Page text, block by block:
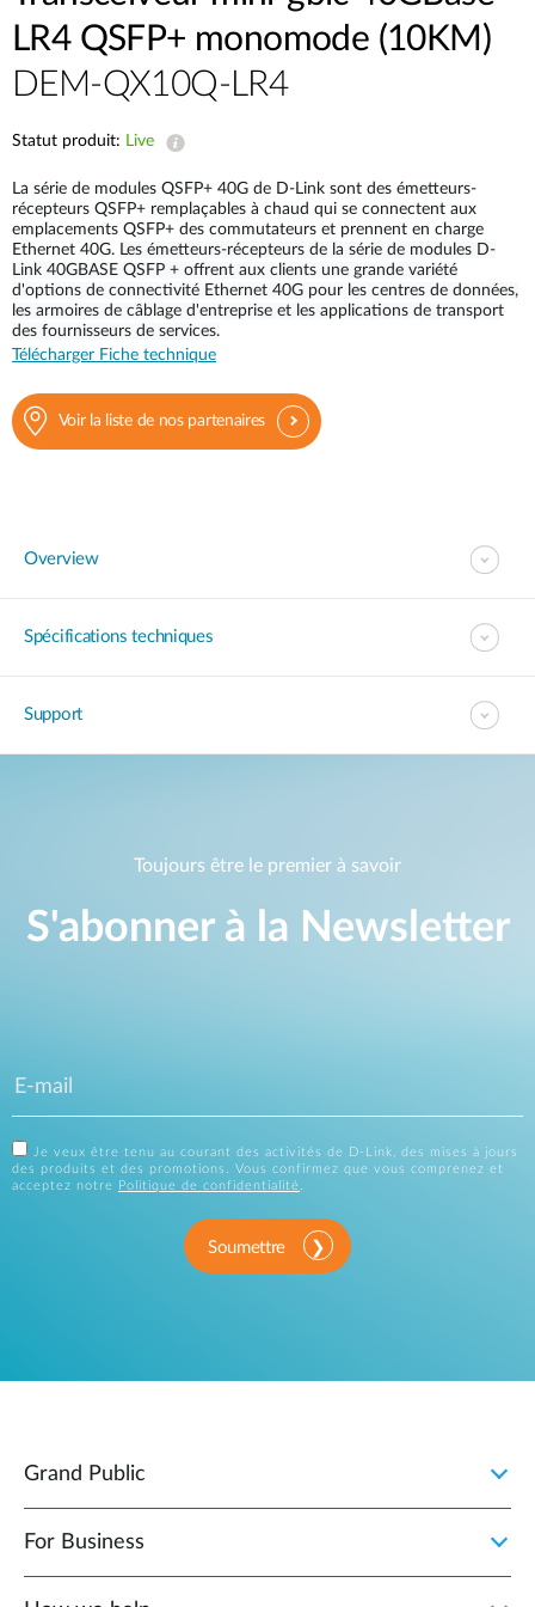
LR4 QSFP+ monomode (10KM)
DEM-QX10Q-LR4
Statut produit: Live
La série de modules QSFP+ 40G de D-Link sont des émetteurs-
récepteurs QSFP+ remplaçables à chaud qui se connectent aux
emplacements QSFP+ des commutateurs et prennent en charge
Ethernet 40G. Les émetteurs-récepteurs de la série de modules D-
Link 40GBASE QSFP + offrent aux clients une grande variété
d'options de connectivité Ethernet 40G pour les centres de données,
les armoires de câblage d'entreprise et les applications de transport
des fournisseurs de services.
Télécharger Fiche technique
Voir la liste de nos partenaires
Overview
Spécifications techniques
Support
Toujours être le premier à savoir
S'abonner à la Newsletter
Je veux être tenu au courant des activités de D-Link, des mises à jours
des produits et des promotions. Vous confirmez que vous comprenez et
acceptez notre
Politique de confidentialité.
Soumettre
Grand Public
For Business